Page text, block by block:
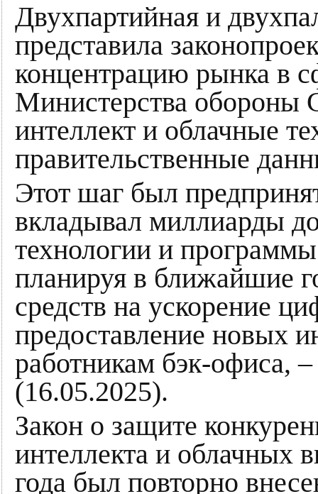
Двухпартийная и
представила
концентрацию рынка в
Министерства
интеллект и облачные
правительственные
Этот шаг был
вкладывал миллиарды
технологии и
планируя в ближайшие
средств на ускорение
предоставление новых
работникам бэк-офиса,
(16.05.2025).
Закон о защите
интеллекта и облачных
года был повторно